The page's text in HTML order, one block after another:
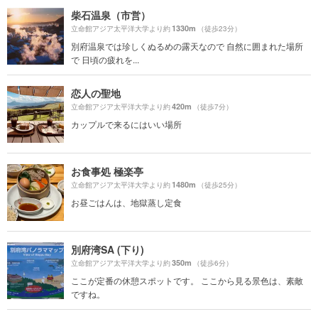
柴石温泉（市営）
立命館アジア太平洋大学より約1330m （徒歩23分）
別府温泉では珍しくぬるめの露天なので 自然に囲まれた場所
で 日頃の疲れを...
恋人の聖地
立命館アジア太平洋大学より約420m （徒歩7分）
カップルで来るにはいい場所
お食事処 極楽亭
立命館アジア太平洋大学より約1480m （徒歩25分）
お昼ごはんは、地獄蒸し定食
別府湾SA (下り)
立命館アジア太平洋大学より約350m （徒歩6分）
ここが定番の休憩スポットです。 ここから見る景色は、素敵
ですね。